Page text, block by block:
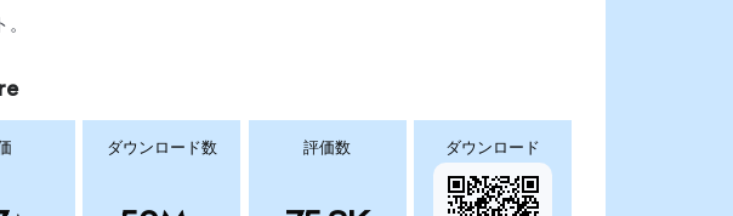
ダウンロード数 評価数 ダウンロード